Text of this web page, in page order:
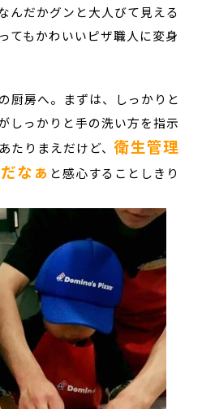
んだかグンと大人びて見える
てもかわいいピザ職人に変身
厨房へ。まずは、しっかりと
しっかりと手の洗い方を指示
たりまえだけど、衛生管理
なぁ と感心することしきり